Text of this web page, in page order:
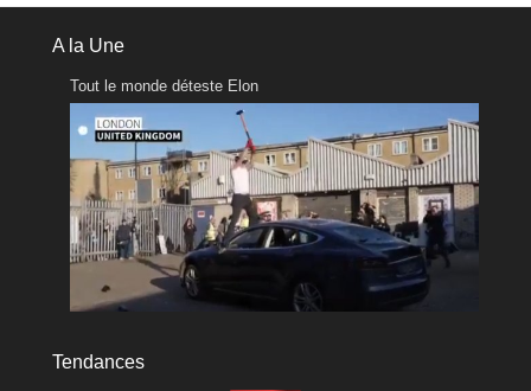
A la Une
Tout le monde déteste Elon
Tendances